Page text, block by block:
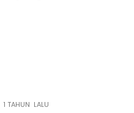
1 TAHUN LALU